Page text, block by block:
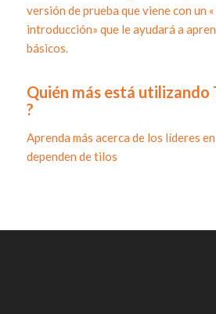
versión de prueba que viene con un «
introducción» que le ayudará a
básicos.
Quién más está utilizando
?
Aprenda más acerca de los líderes
dependen de tilos